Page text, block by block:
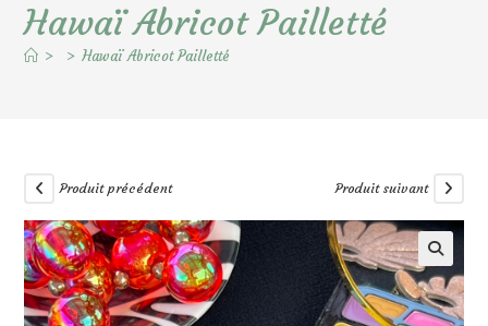
Hawaï Abricot Pailletté
> > Hawaï Abricot Pailletté
Produit précédent Produit suivant
🔍